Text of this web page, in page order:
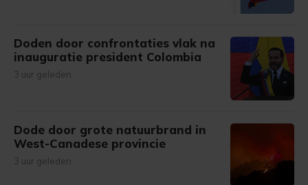
Doden door confrontaties vlak na
inauguratie president Colombia
3 uur geleden
Dode door grote natuurbrand in
West-Canadese provincie
3 uur geleden